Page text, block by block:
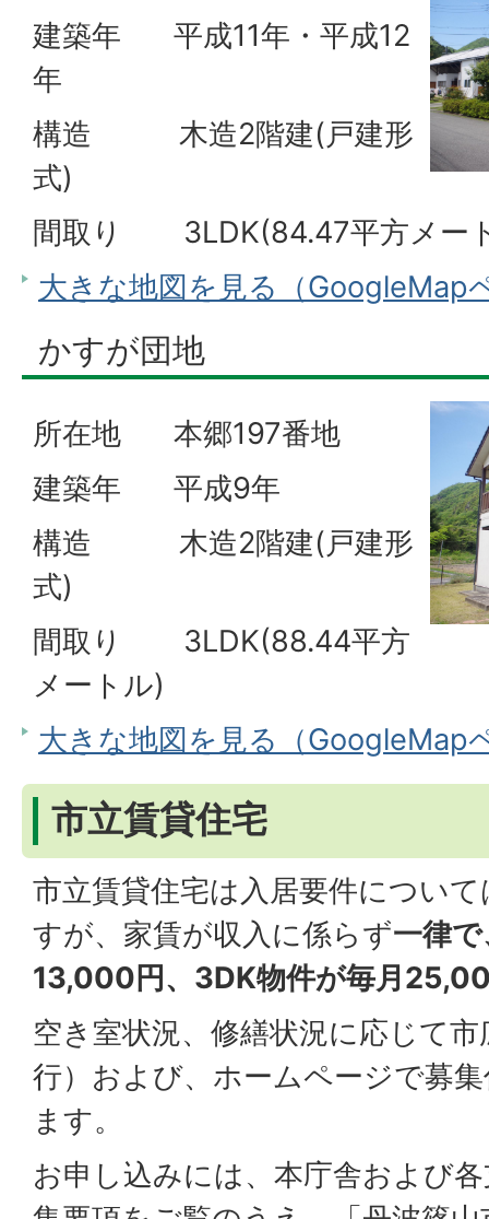
建築年 平成11年・平成12
年
構造 木造2階建(戸建形
式)
間取り 3LDK(84.47平方メー
大きな地図を見る（GoogleMap
かすが団地
所在地 本郷197番地
建築年 平成9年
構造 木造2階建(戸建形
式)
間取り 3LDK(88.44平方
メートル)
大きな地図を見る（GoogleMap
市立賃貸住宅
市立賃貸住宅は入居要件につい
すが、家賃が収入に係らず一律
13,000円、3DK物件が毎月
空き室状況、修繕状況に応じて
行）および、ホームページで募
ます。
お申し込みには、本庁舎および